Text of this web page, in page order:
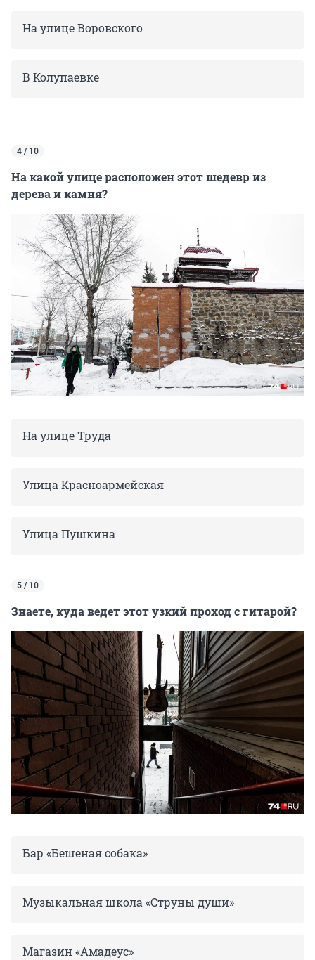
На улице Воровского
В Колупаевке
4 / 10
На какой улице расположен этот шедевр из
дерева и камня?
На улице Труда
Улица Красноармейская
Улица Пушкина
5 / 10
Знаете, куда ведет этот узкий проход с гитарой?
Бар «Бешеная собака»
Музыкальная школа «Струны души»
Магазин «Амадеус»